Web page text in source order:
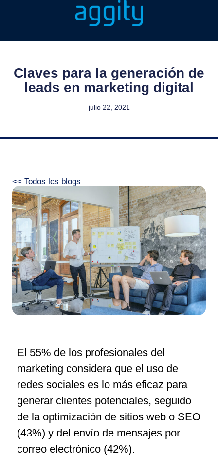
Claves para la generación de
leads en marketing digital
julio 22, 2021
<< Todos los blogs
El 55% de los profesionales del
marketing considera que el uso de
redes sociales es lo más eficaz para
generar clientes potenciales, seguido
de la optimización de sitios web o SEO
(43%) y del envío de mensajes por
correo electrónico (42%).